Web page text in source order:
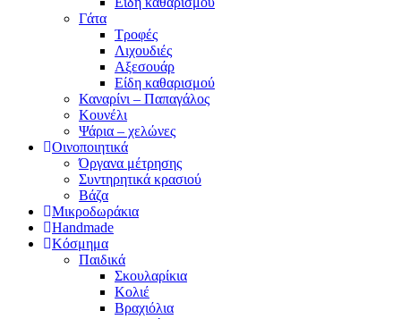
Γάτα
Τροφές
Λιχουδιές
Αξεσουάρ
Είδη καθαρισμού
Καναρίνι – Παπαγάλος
Κουνέλι
Ψάρια – χελώνες
Οινοποιητικά
Όργανα μέτρησης
Συντηρητικά κρασιού
Βάζα
Μικροδωράκια
Handmade
Κόσμημα
Παιδικά
Σκουλαρίκια
Κολιέ
Βραχιόλια